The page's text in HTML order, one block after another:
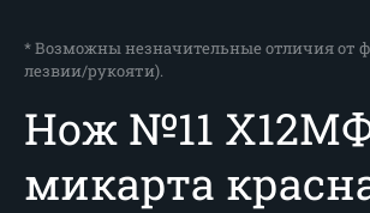
* Возможны незначительные отличия от
лезвии/рукояти).
Нож №11
микарта